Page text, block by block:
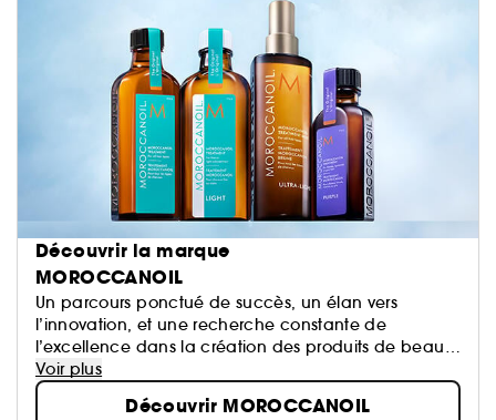
Découvrir la marque
MOROCCANOIL
Un parcours ponctué de succès, un élan vers
l’innovation, et une recherche constante de
l’excellence dans la création des produits de beauté
infusés d’huile ont façonné une marque désormais
érigée au rang d’icône : Moroccanoil.
Voir plus
Découvrir MOROCCANOIL